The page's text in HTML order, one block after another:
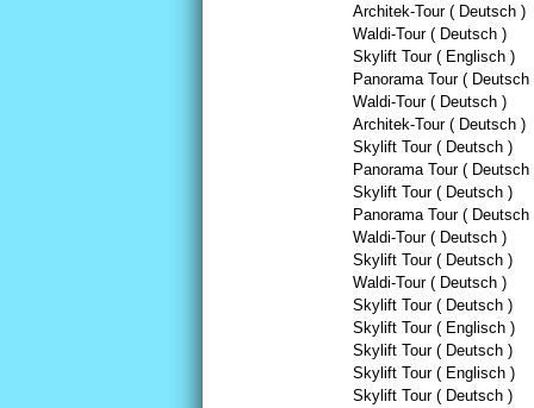
Architek-Tour ( Deutsch )
Waldi-Tour ( Deutsch )
Skylift Tour ( Englisch )
Panorama Tour ( Deutsch
Waldi-Tour ( Deutsch )
Architek-Tour ( Deutsch )
Skylift Tour ( Deutsch )
Panorama Tour ( Deutsch
Skylift Tour ( Deutsch )
Panorama Tour ( Deutsch
Waldi-Tour ( Deutsch )
Skylift Tour ( Deutsch )
Waldi-Tour ( Deutsch )
Skylift Tour ( Deutsch )
Skylift Tour ( Englisch )
Skylift Tour ( Deutsch )
Skylift Tour ( Englisch )
Skylift Tour ( Deutsch )